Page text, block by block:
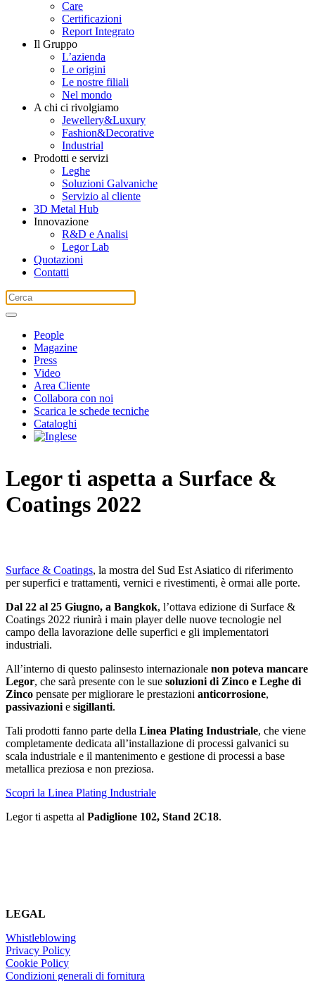
Care
Certificazioni
Report Integrato
Il Gruppo
L’azienda
Le origini
Le nostre filiali
Nel mondo
A chi ci rivolgiamo
Jewellery&Luxury
Fashion&Decorative
Industrial
Prodotti e servizi
Leghe
Soluzioni Galvaniche
Servizio al cliente
3D Metal Hub
Innovazione
R&D e Analisi
Legor Lab
Quotazioni
Contatti
People
Magazine
Press
Video
Area Cliente
Collabora con noi
Scarica le schede tecniche
Cataloghi
Legor ti aspetta a Surface &
Coatings 2022
Surface & Coatings, la mostra del Sud Est Asiatico di riferimento
per superfici e trattamenti, vernici e rivestimenti, è ormai alle porte.
Dal 22 al 25 Giugno, a Bangkok, l’ottava edizione di Surface &
Coatings 2022 riunirà i main player delle nuove tecnologie nel
campo della lavorazione delle superfici e gli implementatori
industriali.
All’interno di questo palinsesto internazionale non poteva mancare
Legor, che sarà presente con le sue soluzioni di Zinco e Leghe di
Zinco pensate per migliorare le prestazioni anticorrosione,
passivazioni e sigillanti.
Tali prodotti fanno parte della Linea Plating Industriale, che viene
completamente dedicata all’installazione di processi galvanici su
scala industriale e il mantenimento e gestione di processi a base
metallica preziosa e non preziosa.
Scopri la Linea Plating Industriale
Legor ti aspetta al Padiglione 102, Stand 2C18.
LEGAL
Whistleblowing
Privacy Policy
Cookie Policy
Condizioni generali di fornitura